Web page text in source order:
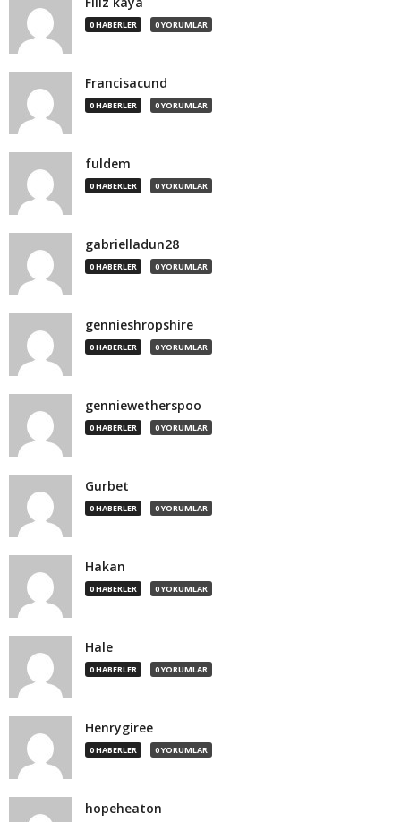
0 HABERLER 0 YORUMLAR
Francisacund
0 HABERLER 0 YORUMLAR
fuldem
0 HABERLER 0 YORUMLAR
gabrielladun28
0 HABERLER 0 YORUMLAR
gennieshropshire
0 HABERLER 0 YORUMLAR
genniewetherspoo
0 HABERLER 0 YORUMLAR
Gurbet
0 HABERLER 0 YORUMLAR
Hakan
0 HABERLER 0 YORUMLAR
Hale
0 HABERLER 0 YORUMLAR
Henrygiree
0 HABERLER 0 YORUMLAR
hopeheaton